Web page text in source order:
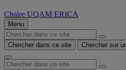
Chaire UQAM ERICA
Menu
Chercher dans ce site Chercher sur